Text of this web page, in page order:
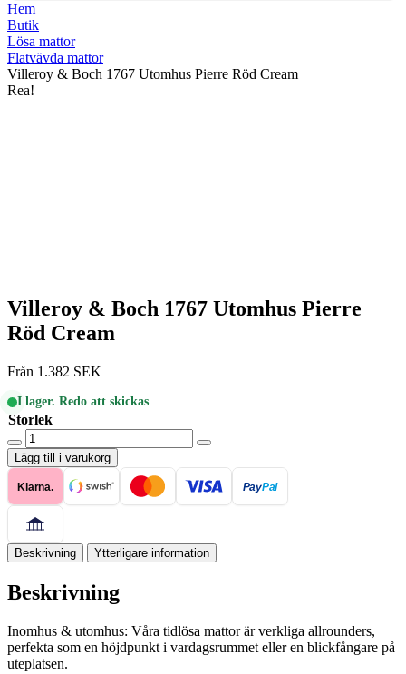
Hem
Butik
Lösa mattor
Flatvävda mattor
Villeroy & Boch 1767 Utomhus Pierre Röd Cream
Rea!
Villeroy & Boch 1767 Utomhus Pierre
Röd Cream
Från 1.382 SEK
I lager. Redo att skickas
Storlek
Villeroy
&
Boch
1767
Utomhus
Pierre
Röd
Cream
mängd
Lägg till i varukorg
Klarna. PayPal
Beskrivning Ytterligare information
Beskrivning
Inomhus & utomhus: Våra tidlösa mattor är verkliga allrounders,
perfekta som en höjdpunkt i vardagsrummet eller en blickfångare på
uteplatsen.